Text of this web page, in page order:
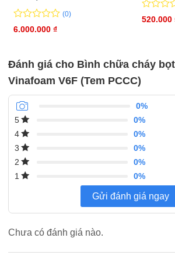
0
0
giá
(0)
6.000.000₫
0
0
520.000
Đánh giá cho Bình chữa cháy
Vinafoam V6F (Tem PCCC)
0%
5
0%
4
0%
3
0%
2
0%
1
0%
Gửi đánh giá ngay
Chưa có đánh giá nào.